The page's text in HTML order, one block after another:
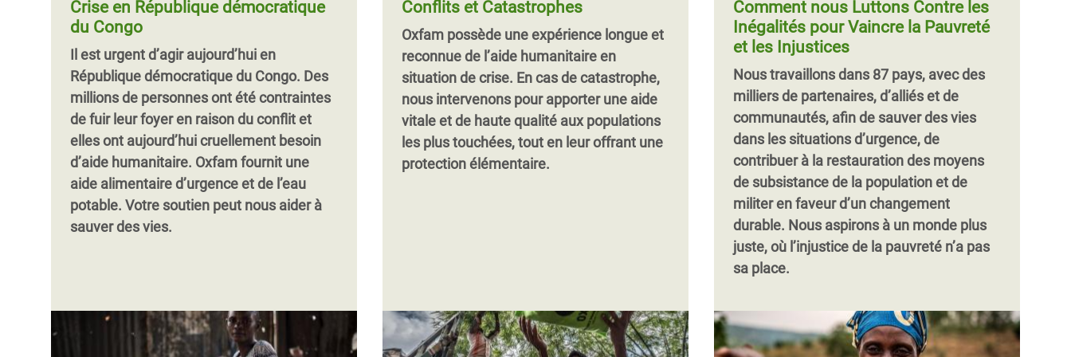
l'equip d'Oxfam ont récemment lancé la
construction d’un système d’adduction
d’eau par gravité de plus de 100 km de
long, destiné à approvisionner en eau
potable des zones particulièrement
reculées.
femmes particulièrement vulnérables aux
violences. La pièce Bongo té, tika ! a
permis de sensibiliser plus de 33 000
personnes à ce problème et permis de
créer un espace rassembleur pour les
citoyennes et citoyens.
dû fuir les violences et abandonner leu
Pagination Page 1Page
suivante
››
Crise en République démocratique
du Congo
Il est urgent d’agir aujourd’hui en
République démocratique du Congo. Des
millions de personnes ont été contraintes
de fuir leur foyer en raison du conflit et
elles ont aujourd’hui cruellement besoin
d’aide humanitaire. Oxfam fournit une
aide alimentaire d’urgence et de l’eau
potable. Votre soutien peut nous aider à
sauver des vies.
Conflits et Catastrophes
Oxfam possède une expérience longue et
reconnue de l’aide humanitaire en
situation de crise. En cas de catastrophe,
nous intervenons pour apporter une aide
vitale et de haute qualité aux populations
les plus touchées, tout en leur offrant une
protection élémentaire.
Comment nous Luttons Contre les
Inégalités pour Vaincre la Pauvreté
et les Injustices
Nous travaillons dans 87 pays, avec des
milliers de partenaires, d’alliés et de
communautés, afin de sauver des vies
dans les situations d’urgence, de
contribuer à la restauration des moyens
de subsistance de la population et de
militer en faveur d’un changement
durable. Nous aspirons à un monde plus
juste, où l’injustice de la pauvreté n’a pas
sa place.